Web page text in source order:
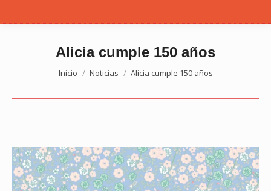
Alicia cumple 150 años
Estás aquí:
Inicio Noticias Alicia cumple 150 años